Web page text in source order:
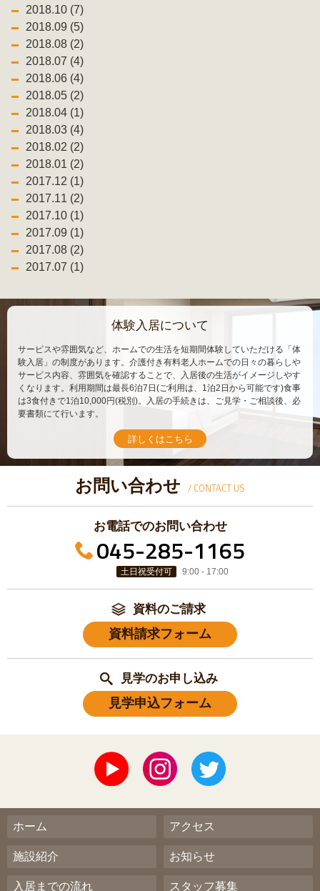
2018.10 (7)
2018.09 (5)
2018.08 (2)
2018.07 (4)
2018.06 (4)
2018.05 (2)
2018.04 (1)
2018.03 (4)
2018.02 (2)
2018.01 (2)
2017.12 (1)
2017.11 (2)
2017.10 (1)
2017.09 (1)
2017.08 (2)
2017.07 (1)
体験入居について
サービスや雰囲気など、ホームでの生活を短期間体験していただける「体
験入居」の制度があります。介護付き有料老人ホームでの日々の暮らしや
サービス内容、雰囲気を確認することで、入居後の生活がイメージしやす
くなります。利用期間は最長6泊7日(ご利用は、1泊2日から可能です)食事
は3食付きで1泊10,000円(税別)。入居の手続きは、ご見学・ご相談後、必
要書類にて行います。
詳しくはこちら
お問い合わせ / CONTACT US
お電話でのお問い合わせ
045-285-1165
土日祝受付可 9:00 - 17:00
資料のご請求
資料請求フォーム
見学のお申し込み
見学申込フォーム
ホーム
施設紹介
入居までの流れ
アクセス
お知らせ
スタッフ募集